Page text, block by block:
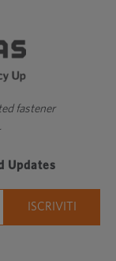
fastener
Updates